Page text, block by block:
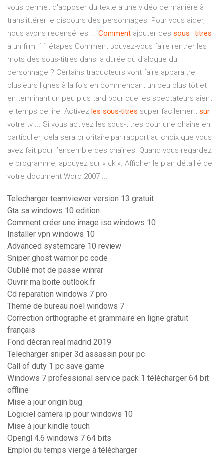
vous permet d'apposer du texte à une vidéo de manière à
translittérer le discours des personnages. Pour vous aider,
nous avons recensé les ... Comment ajouter des sous–titres
à un film: 11 étapes Comment pouvez-vous faire rentrer les
mots des sous-titres dans la durée du dialogue du
personnage ? Certains traducteurs vont faire apparaitre
plusieurs lignes à la fois en commençant un peu plus tôt et
en terminant un peu plus tard pour que les spectateurs aient
le temps de lire. Activez les sous-titres super facilement sur
votre tv ... Si vous activez les sous-titres pour une chaîne en
particulier, cela sera prioritaire par rapport au choix que vous
avez fait pour l’ensemble des chaînes. Quand vous regardez
le programme, appuyez sur « ok ». Afficher le plan détaillé de
votre document Word 2007 ...
Telecharger teamviewer version 13 gratuit
Gta sa windows 10 edition
Comment créer une image iso windows 10
Installer vpn windows 10
Advanced systemcare 10 review
Sniper ghost warrior pc code
Oublié mot de passe winrar
Ouvrir ma boite outlook.fr
Cd reparation windows 7 pro
Theme de bureau noel windows 7
Correction orthographe et grammaire en ligne gratuit
français
Fond décran real madrid 2019
Telecharger sniper 3d assassin pour pc
Call of duty 1 pc save game
Windows 7 professional service pack 1 télécharger 64 bit
offline
Mise a jour origin bug
Logiciel camera ip pour windows 10
Mise à jour kindle touch
Opengl 4.6 windows 7 64 bits
Emploi du temps vierge à télécharger